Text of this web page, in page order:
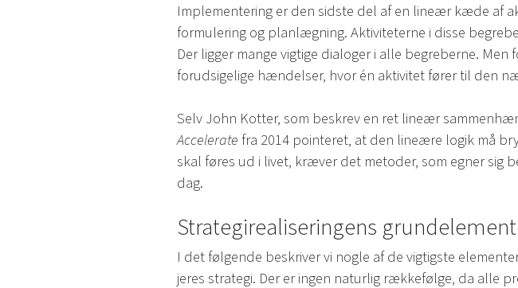
Implementering er den sidste del af en lineær kæde af
formulering og planlægning. Aktiviteterne i disse
Der ligger mange vigtige dialoger i alle begreberne.
forudsigelige hændelser, hvor én aktivitet fører til den
Selv John Kotter, som beskrev en ret lineær
Accelerate fra 2014 pointeret, at den lineære logik må
skal føres ud i livet, kræver det metoder, som egner sig
dag.
Strategirealiseringens
I det følgende beskriver vi nogle af de vigtigste
jeres strategi. Der er ingen naturlig rækkefølge, da alle